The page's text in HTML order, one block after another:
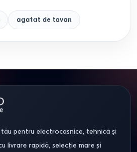
agatat de tavan
pentru electrocasnice, tehnică și
livrare rapidă, selecție mare și